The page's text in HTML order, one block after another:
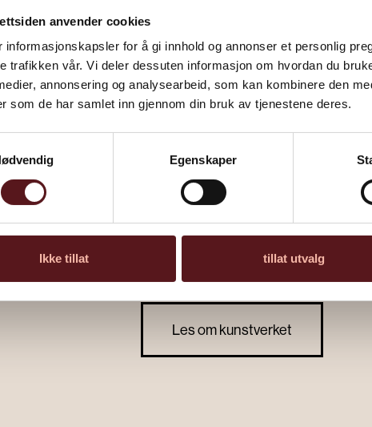
anvender cookies
informasjonskapsler for å gi innhold og annonser et personlig
trafikken vår. Vi deler dessuten informasjon om hvordan du
annonsering og analysearbeid, som kan kombinere den
som de har samlet inn gjennom din bruk av tjenestene deres.
Egenskaper
Ikke tillat tillat utvalg
Johan
“Under Treet” av
Les om kunstverket